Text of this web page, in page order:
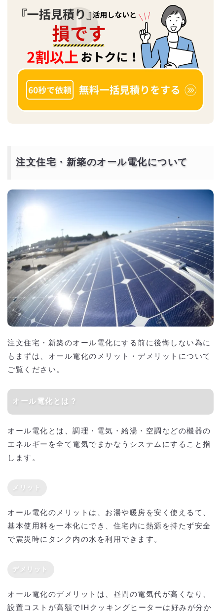
注文住宅・新築のオール電化について
注文住宅・新築のオール電化にする前に後悔しない為に
もまずは、オール電化のメリット・デメリットについて
ご覧ください。
オール電化とは？
オール電化とは、調理・電気・給湯・空調などの機器の
エネルギーを全て電気でまかなうシステムにすること指
します。
メリット
オール電化のメリットは、お湯や暖房を安く使えるて、
基本使用料を一本化にでき、住宅内に熱源を持たず安全
で震災時にタンク内の水を利用できます。
デメリット
オール電化のデメリットは、昼間の電気代が高くなり、
設置コストが高額でIHクッキングヒーターは好みが分か